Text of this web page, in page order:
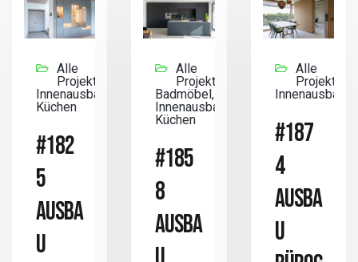
Alle
Projekte,
Innenausbau,
Küchen
#182
5
AUSBA
U
Alle
Projekte,
Badmöbel,
Innenausbau,
Küchen
#185
8
AUSBA
Alle
Projekte,
Innenausbau
#187
4
AUSBA
U